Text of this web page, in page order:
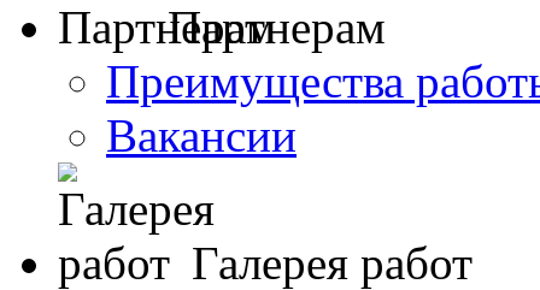
Партнерам
Преимущества
Вакансии
Галерея работ